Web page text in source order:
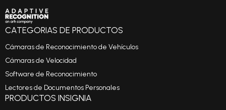
CATEGORIAS DE PRODUCTOS
Cámaras de Reconocimiento de Vehículos
Cámaras de Velocidad
Software de Reconocimiento
Lectores de Documentos Personales
PRODUCTOS INSIGNIA